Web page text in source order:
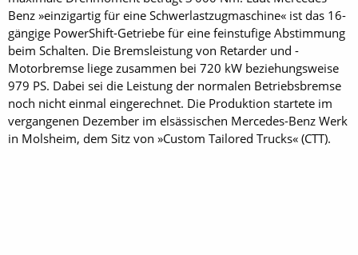
Benz »einzigartig für eine Schwerlastzugmaschine« ist das 16-
gängige PowerShift-Getriebe für eine feinstufige Abstimmung
beim Schalten. Die Brems­leistung von Retarder und ­
Motorbremse liege zusammen bei 720 kW beziehungsweise
979 PS. Dabei sei die Leistung der normalen Betriebsbremse
noch nicht einmal eingerechnet. Die Produktion startete im
vergangenen Dezember im elsässischen Mercedes-Benz Werk
in Molsheim, dem Sitz von »Custom Tailored Trucks« (CTT).